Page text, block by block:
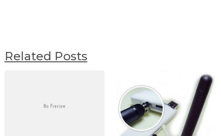
Related Posts